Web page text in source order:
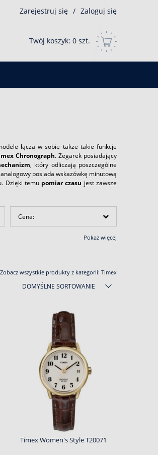
Zarejestruj się / Zaloguj się
Twój koszyk: 0 szt.
łączą w sobie także takie funkcje
Chronograph. Zegarek posiadający
, który odliczają poszczególne
posiada wskazówkę minutową
Dzięki temu pomiar czasu jest zawsze
Cena:
Pokaż więcej
Zobacz wszystkie produkty z kategorii: Timex
DOMYŚLNE SORTOWANIE
Timex Women's Style T20071